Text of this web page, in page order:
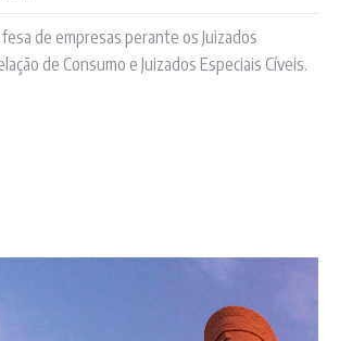
de empresas perante os Juizados
de Consumo e Juizados Especiais Cíveis.